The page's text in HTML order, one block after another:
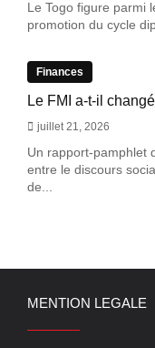
Le Togo figure parmi
promotion du cycle
Finances
Le FMI a-t-il
juillet 21, 2026
Un rapport-pamphlet
entre le discours
de...
MENTION LEGALE